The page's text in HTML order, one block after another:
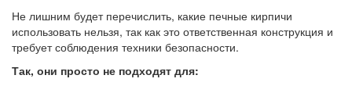
Не лишним будет перечислить, какие печные кирпичи
использовать нельзя, так как это ответственная конструкция и
требует соблюдения техники безопасности.
Так, они просто не подходят для: